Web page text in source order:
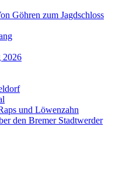
Göhren zum Jagdschloss
2026
und Löwenzahn
den Bremer Stadtwerder